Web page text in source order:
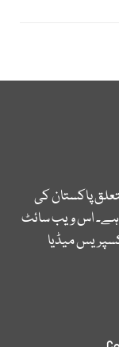
پاکستان کی
ہے۔ اس ویب سائٹ
میڈیا